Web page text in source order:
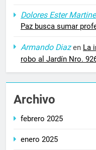
Dolores Ester
Paz busca sumar
Armando Diazen La
robo al Jardín Nro.
Archivo
febrero 2025
enero 2025